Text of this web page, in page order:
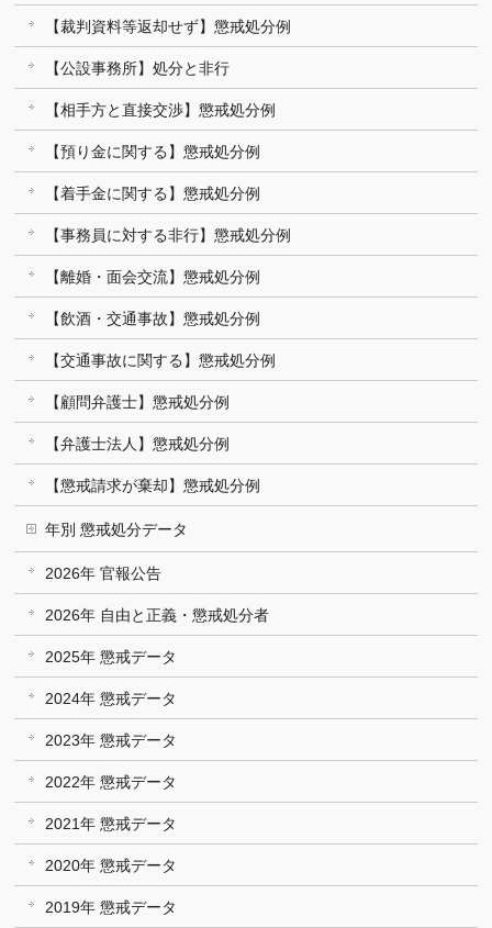
【裁判資料等返却せず】懲戒処分例
【公設事務所】処分と非行
【相手方と直接交渉】懲戒処分例
【預り金に関する】懲戒処分例
【着手金に関する】懲戒処分例
【事務員に対する非行】懲戒処分例
【離婚・面会交流】懲戒処分例
【飲酒・交通事故】懲戒処分例
【交通事故に関する】懲戒処分例
【顧問弁護士】懲戒処分例
【弁護士法人】懲戒処分例
【懲戒請求が棄却】懲戒処分例
年別 懲戒処分データ
2026年 官報公告
2026年 自由と正義・懲戒処分者
2025年 懲戒データ
2024年 懲戒データ
2023年 懲戒データ
2022年 懲戒データ
2021年 懲戒データ
2020年 懲戒データ
2019年 懲戒データ